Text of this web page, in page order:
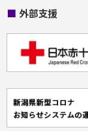
■ 外部支援